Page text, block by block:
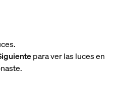
para ver las luces en